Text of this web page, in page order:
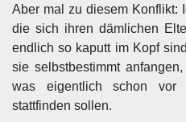
Aber mal zu diesem Konflikt:
die sich ihren dämlichen
endlich so kaputt im Kopf
sie selbstbestimmt
was eigentlich schon vor
stattfinden sollen.